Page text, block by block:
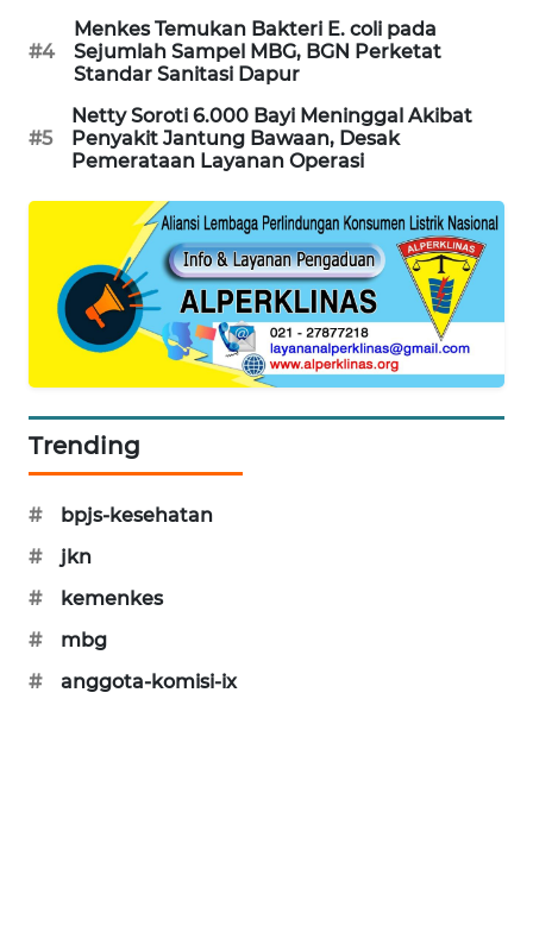
#4
Menkes Temukan Bakteri E. coli pada
Sejumlah Sampel MBG, BGN Perketat
Standar Sanitasi Dapur
#5
Netty Soroti 6.000 Bayi Meninggal Akibat
Penyakit Jantung Bawaan, Desak
Pemerataan Layanan Operasi
Trending
#
bpjs-kesehatan
#
jkn
#
kemenkes
#
mbg
#
anggota-komisi-ix
ALPERKLINAS
FORJASIDA
TAMBANG
NEWS
SIDIKALANG
SIBARAGAS
NEWS
METRO
SIANTAR
NEWS
METRO
MEDAN
NEWS